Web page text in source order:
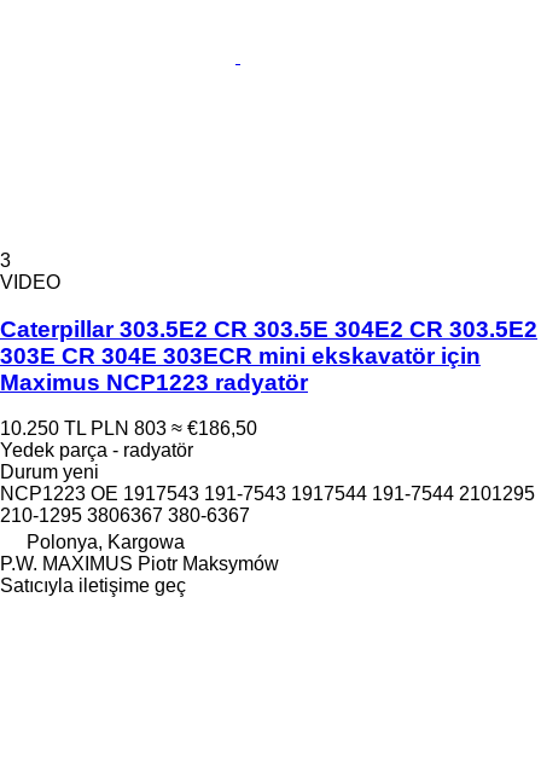
3
VIDEO
Caterpillar 303.5E2 CR 303.5E 304E2 CR 303.5E2
303E CR 304E 303ECR mini ekskavatör için
Maximus NCP1223 radyatör
10.250 TL PLN 803 ≈ €186,50
Yedek parça - radyatör
Durum yeni
NCP1223 OE 1917543 191-7543 1917544 191-7544 2101295
210-1295 3806367 380-6367
Polonya, Kargowa
P.W. MAXIMUS Piotr Maksymów
Satıcıyla iletişime geç